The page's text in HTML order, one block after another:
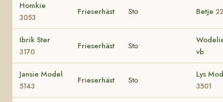
Homkie
3053
Frieserhäst Sto Betje
Ibrik Ster
3170
Frieserhäst Sto
vb
Jansie Model
5143
Frieserhäst Sto
Lys
3501